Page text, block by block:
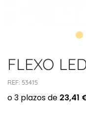
FLEXO
REF: 53415